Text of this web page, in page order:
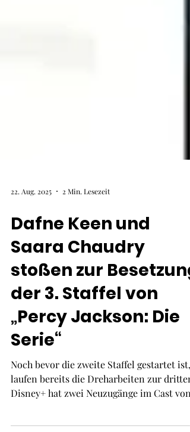
22. Aug. 2025 2 Min. Lesezeit
Dafne Keen und
Saara Chaudry
stoßen zur Besetzung
der 3. Staffel von
„Percy Jackson: Die
Serie“
Noch bevor die zweite Staffel gestartet ist,
Disney+ hat zwei Neuzugänge im Cast von